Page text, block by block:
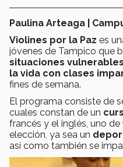
Paulina Arteaga |
Violines por la Paz es
jóvenes de Tampico que
situaciones
la vida con clases
fines de semana.
El programa consiste de
cuales constan de un
francés y el inglés, uno de
elección, ya sea un
así como también se